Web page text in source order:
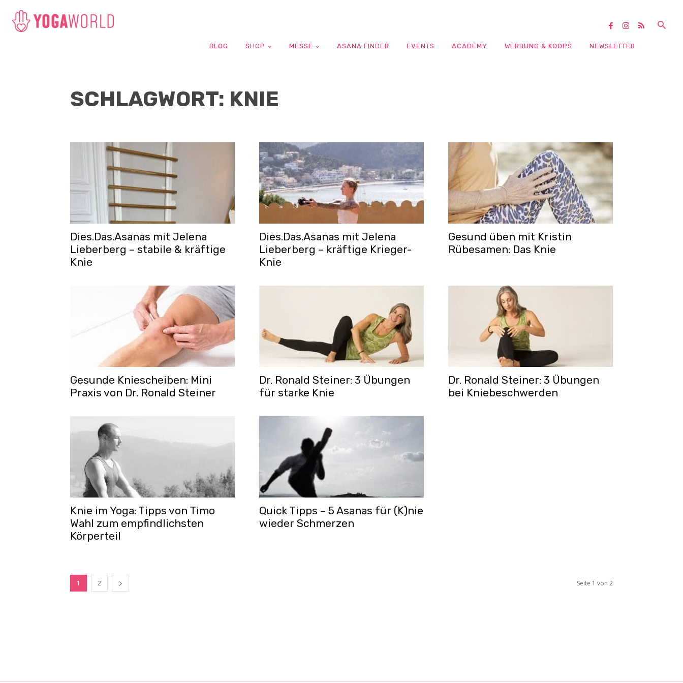
BLOG SHOP MESSE ASANA FINDER EVENTS ACADEMY WERBUNG & KOOPS NEWSLETTER
SCHLAGWORT: KNIE
Dies.Das.Asanas mit Jelena
Lieberberg – stabile & kräftige
Knie
Dies.Das.Asanas mit Jelena
Lieberberg – kräftige Krieger-
Knie
Gesund üben mit Kristin
Rübesamen: Das Knie
Gesunde Kniescheiben: Mini
Praxis von Dr. Ronald Steiner
Dr. Ronald Steiner: 3 Übungen
für starke Knie
Dr. Ronald Steiner: 3 Übungen
bei Kniebeschwerden
Knie im Yoga: Tipps von Timo
Wahl zum empfindlichsten
Körperteil
Quick Tipps – 5 Asanas für (K)nie
wieder Schmerzen
1 2 Seite 1 von 2